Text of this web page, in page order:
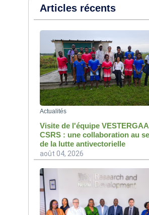
Articles récents
Actualités
Visite de l'équipe
CSRS : une collaboration au
de la lutte antivectorielle
août 04, 2026